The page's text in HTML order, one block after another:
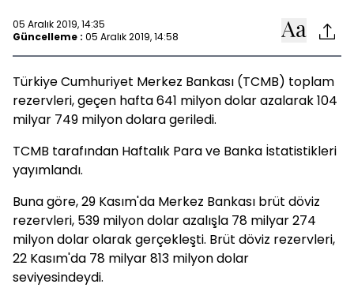
05 Aralık 2019, 14:35
Güncelleme : 05 Aralık 2019, 14:58
Türkiye Cumhuriyet Merkez Bankası (TCMB) toplam
rezervleri, geçen hafta 641 milyon dolar azalarak 104
milyar 749 milyon dolara geriledi.
TCMB tarafından Haftalık Para ve Banka İstatistikleri
yayımlandı.
Buna göre, 29 Kasım'da Merkez Bankası brüt döviz
rezervleri, 539 milyon dolar azalışla 78 milyar 274
milyon dolar olarak gerçekleşti. Brüt döviz rezervleri,
22 Kasım'da 78 milyar 813 milyon dolar
seviyesindeydi.